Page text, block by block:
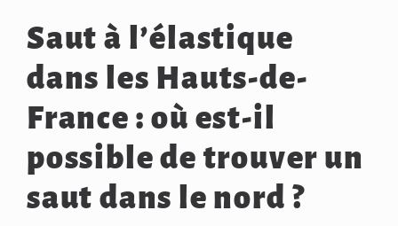
Saut à l’élastique
dans les Hauts-de-
France : où est-il
possible de trouver un
saut dans le nord ?